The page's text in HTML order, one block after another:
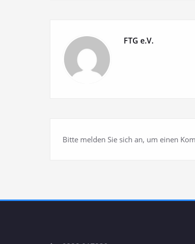
FTG e.V.
Bitte melden Sie sich an, um einen